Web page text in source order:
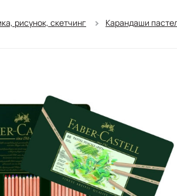
рисунок, скетчинг Карандаши